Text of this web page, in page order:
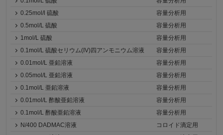
0.25mol/l 硫酸
容量分析用
0.5mol/L 硫酸
容量分析用
1mol/L 硫酸
容量分析用
0.1mol/L 硫酸セリウム(IV)四アンモニウム溶液
容量分析用
0.01mol/L 亜鉛溶液
容量分析用
0.05mol/L 亜鉛溶液
容量分析用
0.1mol/L 亜鉛溶液
容量分析用
0.01mol/L 酢酸亜鉛溶液
容量分析用
0.1mol/L 酢酸亜鉛溶液
容量分析用
N/400 DADMAC溶液
コロイド滴定用